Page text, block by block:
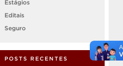
Estágios
Editais
Seguro
POSTS RECENTES